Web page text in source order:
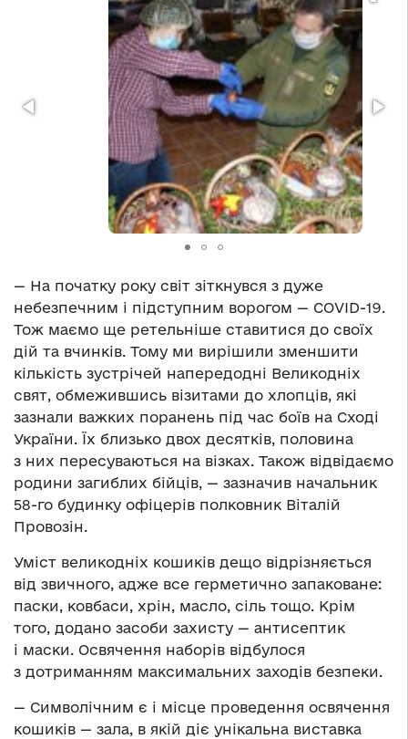
— На початку року світ зіткнувся з дуже
небезпечним і підступним ворогом — COVID-19.
Тож маємо ще ретельніше ставитися до своїх
дій та вчинків. Тому ми вирішили зменшити
кількість зустрічей напередодні Великодніх
свят, обмежившись візитами до хлопців, які
зазнали важких поранень під час боїв на Сході
України. Їх близько двох десятків, половина
з них пересуваються на візках. Також відвідаємо
родини загиблих бійців, — зазначив начальник
58-го будинку офіцерів полковник Віталій
Провозін.
Уміст великодніх кошиків дещо відрізняється
від звичного, адже все герметично запаковане:
паски, ковбаси, хрін, масло, сіль тощо. Крім
того, додано засоби захисту — антисептик
і маски. Освячення наборів відбулося
з дотриманням максимальних заходів безпеки.
— Символічним є і місце проведення освячення
кошиків — зала, в якій діє унікальна виставка